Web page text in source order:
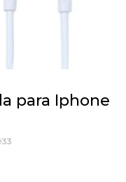
para Iphone